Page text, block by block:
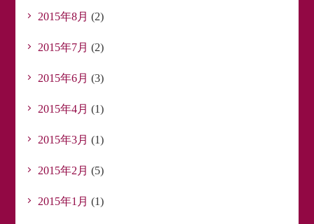
2015年8月 (2)
2015年7月 (2)
2015年6月 (3)
2015年4月 (1)
2015年3月 (1)
2015年2月 (5)
2015年1月 (1)